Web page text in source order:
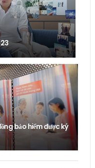
bảo hiểm được ký